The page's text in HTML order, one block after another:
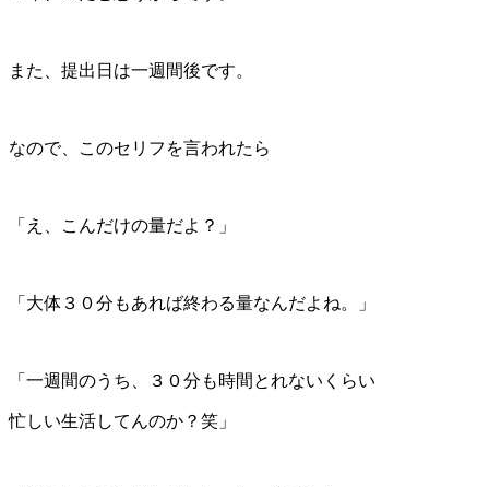
また、提出日は一週間後です。
なので、このセリフを言われたら
「え、こんだけの量だよ？」
「大体３０分もあれば終わる量なんだよね。」
「一週間のうち、３０分も時間とれないくらい
忙しい生活してんのか？笑」